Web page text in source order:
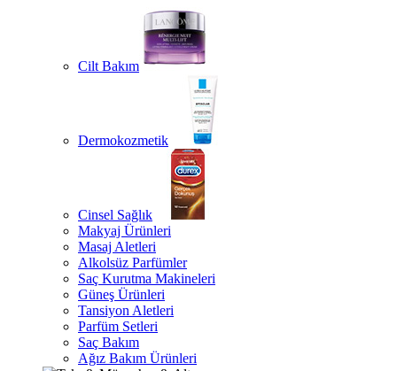
Cilt Bakım
Dermokozmetik
Cinsel Sağlık
Makyaj Ürünleri
Masaj Aletleri
Alkolsüz Parfümler
Saç Kurutma Makineleri
Güneş Ürünleri
Tansiyon Aletleri
Parfüm Setleri
Saç Bakım
Ağız Bakım Ürünleri